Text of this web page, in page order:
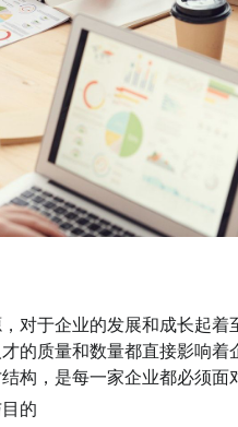
对于企业的发展和成长起
的质量和数量都直接影响
构，是每一家企业都必须面
的